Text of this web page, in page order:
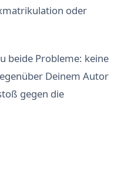
oder
beide Probleme: keine
Deinem Autor
gegen die